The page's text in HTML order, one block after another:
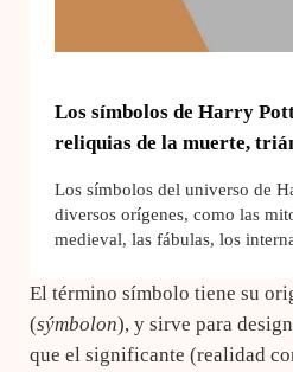
Los símbolos de Harry
reliquias de la muerte,
Los símbolos del universo de
diversos orígenes, como las
medieval, las fábulas, los
El término símbolo tiene su
(sýmbolon), y sirve para
que el significante (realidad